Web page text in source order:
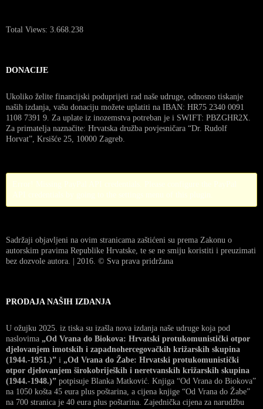
Total Views: 3.668.238
DONACIJE
Ukoliko želite financijski poduprijeti rad naše udruge, odnosno tiskanje
naših izdanja, vašu donaciju možete uplatiti na IBAN: HR75 2340 0091
1108 7391 9. Za uplate iz inozemstva potreban je i SWIFT: PBZGHR2X.
Za primatelja naznačite: Hrvatska družba povjesničara “Dr. Rudolf
Horvat”, Krsišće 25, 10000 Zagreb.
Sadržaji objavljeni na ovim stranicama zaštićeni su prema Zakonu o
autorskim pravima Republike Hrvatske, te se ne smiju koristiti i preuzimati
bez dozvole autora. | 2016. © Sva prava pridržana
PRODAJA NAŠIH IZDANJA
U ožujku 2025. iz tiska su izašla nova izdanja naše udruge koja pod
naslovima „Od Vrana do Biokova: Hrvatski protukomunistički otpor
djelovanjem imotskih i zapadnohercegovačkih križarskih skupina
(1944.-1951.)” i „Od Vrana do Žabe: Hrvatski protukomunistički
otpor djelovanjem širokobrijeških i neretvanskih križarskih skupina
(1944.-1948.)” potpisuje Blanka Matković. Knjiga “Od Vrana do Biokova”
na 1050 košta 45 eura plus poštarina, a cijena knjige “Od Vrana do Žabe”
na 700 stranica je 40 eura plus poštarina. Zajednička cijena za narudžbu